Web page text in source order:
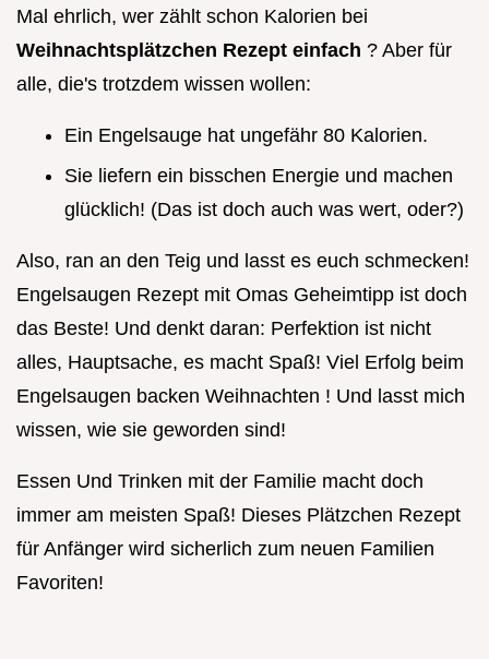
Mal ehrlich, wer zählt schon Kalorien bei
Weihnachtsplätzchen Rezept einfach ? Aber für
alle, die's trotzdem wissen wollen:
Ein Engelsauge hat ungefähr 80 Kalorien.
Sie liefern ein bisschen Energie und machen
glücklich! (Das ist doch auch was wert, oder?)
Also, ran an den Teig und lasst es euch schmecken!
Engelsaugen Rezept mit Omas Geheimtipp ist doch
das Beste! Und denkt daran: Perfektion ist nicht
alles, Hauptsache, es macht Spaß! Viel Erfolg beim
Engelsaugen backen Weihnachten ! Und lasst mich
wissen, wie sie geworden sind!
Essen Und Trinken mit der Familie macht doch
immer am meisten Spaß! Dieses Plätzchen Rezept
für Anfänger wird sicherlich zum neuen Familien
Favoriten!